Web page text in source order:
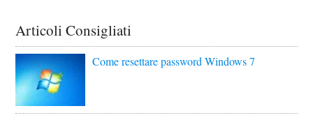
Articoli Consigliati
Come resettare password Windows 7